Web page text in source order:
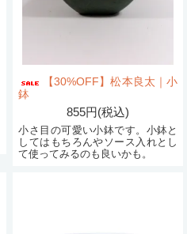
【30%OFF】松本良太｜小
鉢
855円(税込)
小さ目の可愛い小鉢です。小鉢と
してはもちろんやソース入れとし
て使ってみるのも良いかも。